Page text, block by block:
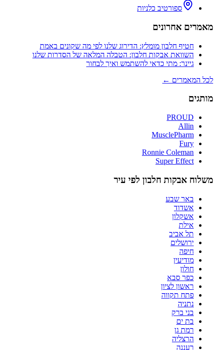
ספורטיב כלניות
מאמרים אחרונים
חטיף חלבון מומלץ: הדירוג שלנו לפי מה שקונים באמת
השוואת אבקות חלבון: הטבלה המלאה של הסדרות שלנו
גיינר: מתי כדאי להשתמש ואיך לבחור
לכל המאמרים ←
מותגים
PROUD
Allin
MusclePharm
Fury
Ronnie Coleman
Super Effect
משלוח אבקות חלבון לפי עיר
באר שבע
אשדוד
אשקלון
אילת
תל אביב
ירושלים
חיפה
מודיעין
חולון
כפר סבא
ראשון לציון
פתח תקווה
נתניה
בני ברק
בת ים
רמת גן
הרצליה
רעננה